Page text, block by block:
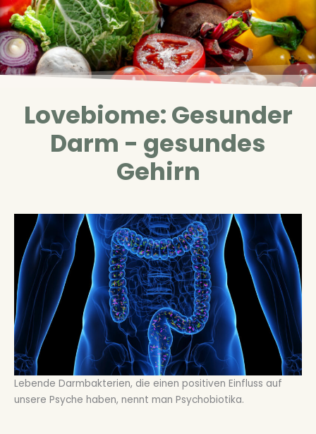
Lovebiome: Gesunder
Darm - gesundes
Gehirn
Lebende Darmbakterien, die einen positiven Einfluss auf
unsere Psyche haben, nennt man Psychobiotika.